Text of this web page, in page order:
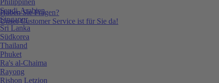
Haben Sie Fragen?
Unser Customer Service ist für Sie da!
Saudi-Arabien
Singapur
Sri Lanka
Südkorea
Thailand
Phuket
Ra's al-Chaima
Rayong
Rishon Letzion